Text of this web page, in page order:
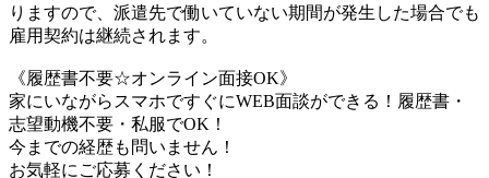
りますので、派遣先で働いていない期間が発生した場合でも
雇用契約は継続されます。
《履歴書不要☆オンライン面接OK》
家にいながらスマホですぐにWEB面談ができる！履歴書・
志望動機不要・私服でOK！
今までの経歴も問いません！
お気軽にご応募ください！